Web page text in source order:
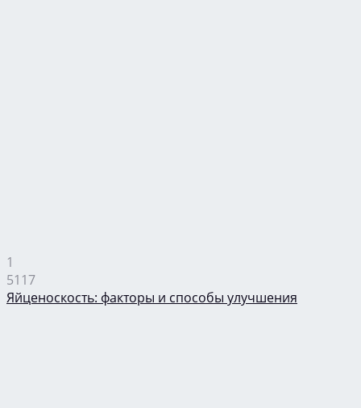
1
5117
Яйценоскость: факторы и способы улучшения